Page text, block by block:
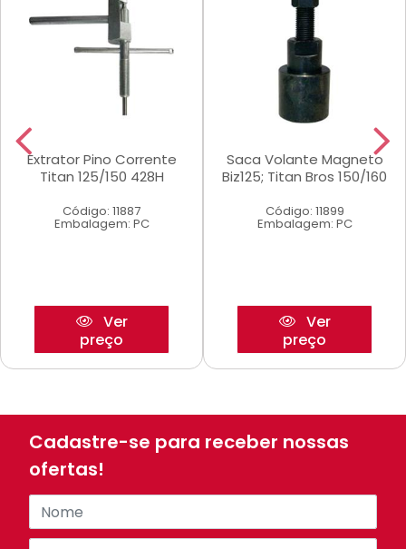
Extrator Pino Corrente
Titan 125/150 428H
Código: 11887
Embalagem: PC
Ver
preço
Saca Volante Magneto
Biz125; Titan Bros 150/160
Código: 11899
Embalagem: PC
Ver
preço
Cadastre-se para receber nossas
ofertas!